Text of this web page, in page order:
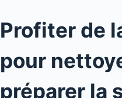
Profiter de
pour
préparer la